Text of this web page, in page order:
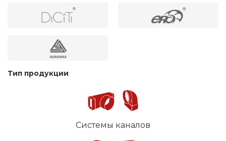
Тип продукции
Системы каналов